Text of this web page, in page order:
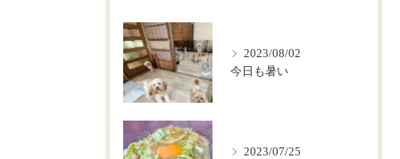
2023/08/02
今日も暑い
2023/07/25